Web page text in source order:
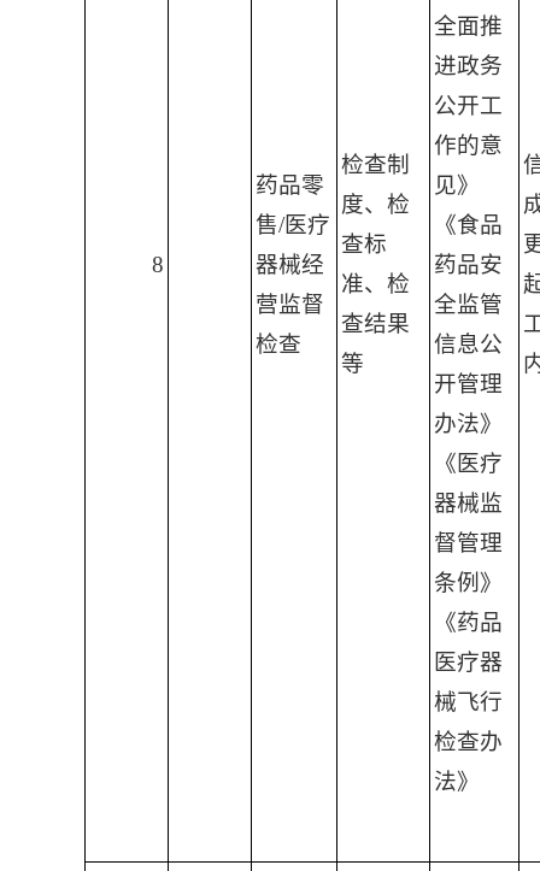
8
药品零
售/医疗
器械经
营监督
检查
检查制
度、检
查标
准、检
查结果
等
全面推
进政务
公开工
作的意
见》
《食品
药品安
全监管
信息公
开管理
办法》
《医疗
器械监
督管理
条例》
《药品
医疗器
械飞行
检查办
法》